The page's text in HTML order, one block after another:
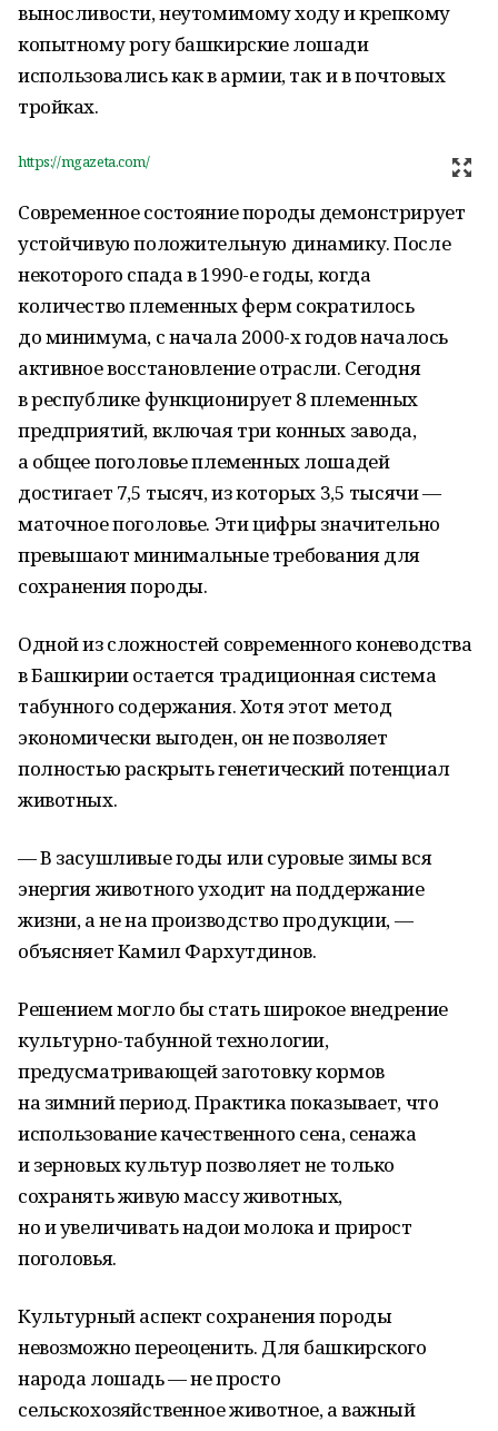
выносливости, неутомимому ходу и крепкому
копытному рогу башкирские лошади
использовались как в армии, так и в почтовых
тройках.
https://mgazeta.com/
Современное состояние породы демонстрирует
устойчивую положительную динамику. После
некоторого спада в 1990-е годы, когда
количество племенных ферм сократилось
до минимума, с начала 2000-х годов началось
активное восстановление отрасли. Сегодня
в республике функционирует 8 племенных
предприятий, включая три конных завода,
а общее поголовье племенных лошадей
достигает 7,5 тысяч, из которых 3,5 тысячи —
маточное поголовье. Эти цифры значительно
превышают минимальные требования для
сохранения породы.
Одной из сложностей современного коневодства
в Башкирии остается традиционная система
табунного содержания. Хотя этот метод
экономически выгоден, он не позволяет
полностью раскрыть генетический потенциал
животных.
— В засушливые годы или суровые зимы вся
энергия животного уходит на поддержание
жизни, а не на производство продукции, —
объясняет Камил Фархутдинов.
Решением могло бы стать широкое внедрение
культурно-табунной технологии,
предусматривающей заготовку кормов
на зимний период. Практика показывает, что
использование качественного сена, сенажа
и зерновых культур позволяет не только
сохранять живую массу животных,
но и увеличивать надои молока и прирост
поголовья.
Культурный аспект сохранения породы
невозможно переоценить. Для башкирского
народа лошадь — не просто
сельскохозяйственное животное, а важный